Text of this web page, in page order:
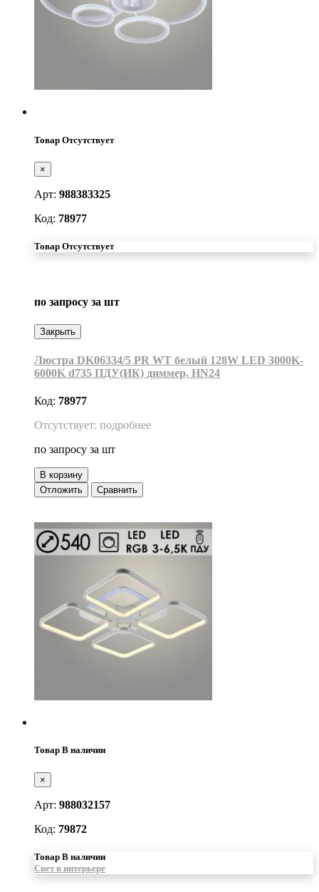
Товар Отсутствует
×
Арт: 988383325
Код: 78977
Товар Отсутствует
по запросу за шт
Закрыть
Люстра DK06334/5 PR WT белый 128W LED 3000K-
6000K d735 ПДУ(ИК) диммер, HN24
Код: 78977
Отсутствует: подробнее
по запросу за шт
В корзину
Отложить
Сравнить
Товар В наличии
×
Арт: 988032157
Код: 79872
Товар В наличии
Свет в интерьере